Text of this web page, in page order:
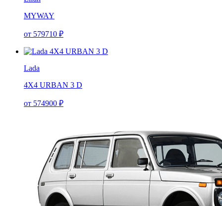
MYWAY
от 579710 ₽
Lada
4X4 URBAN 3 D
от 574900 ₽